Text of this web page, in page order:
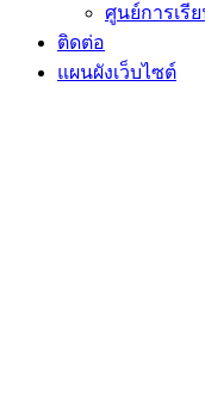
ศูนย์การเรี
ติดต่อ
แผนผังเว็บไซต์